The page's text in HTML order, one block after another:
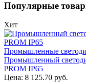
Популярные
Хит
Промышленные
Промышленный
PROM IP65
Цена: 8 125.70 руб.